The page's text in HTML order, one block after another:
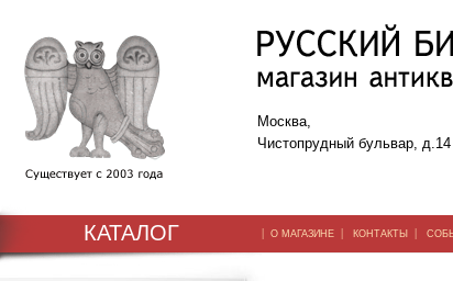
Москва,
Чистопрудный бульвар, д.14
КАТАЛОГ | О МАГАЗИНЕ | КОНТАКТЫ |